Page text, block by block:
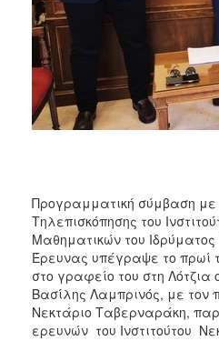
ΠΟΛΙΤΙΣΜΟΣ
ΑΝΘΕΚΤΙΚΗ
ΠΟΛΗ
Προγραμματική σύμβαση με
Τηλεπισκόπησης του
Μαθηματικών του
Έρευνας υπέγραψε το πρωί
στο γραφείο του στη
Βασίλης Λαμπρινός, με τον
Νεκτάριο Ταβερναράκη,
ερευνών του Ινστιτούτου